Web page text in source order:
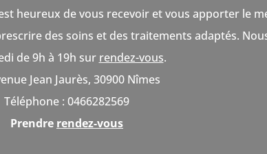
heureux de vous recevoir et vous apporter le
des soins et des traitements adaptés.
de 9h à 19h sur rendez-vous.
Jean Jaurès, 30900 Nîmes
Téléphone : 0466282569
Prendre rendez-vous